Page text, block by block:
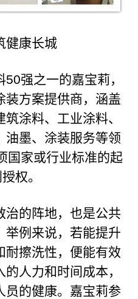
康长城
强之一的嘉宝莉，
装方案提供商，涵盖
涂料、工业涂料、
油墨、涂装服务等领
国家或行业标准的起
权。
的阵地，也是公共
举例来说，若能提升
耐擦洗性，便能有效
人力和时间成本，
员的健康。嘉宝莉参